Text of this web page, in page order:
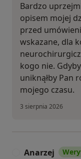
Bardzo
opisem mojej
przed
wskazane, dla
kogo nie.
uniknąłby Pan
mojego czasu.
3 sierpnia 2026
Anarzej